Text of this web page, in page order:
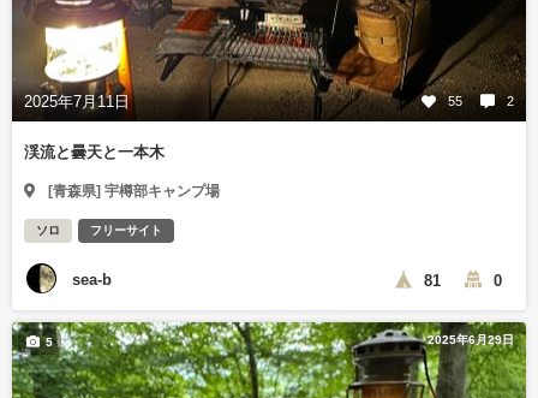
2025年7月11日 55 2
渓流と曇天と一本木
[青森県] 宇樽部キャンプ場
ソロ フリーサイト
sea-b 81 0
2025年6月29日
5